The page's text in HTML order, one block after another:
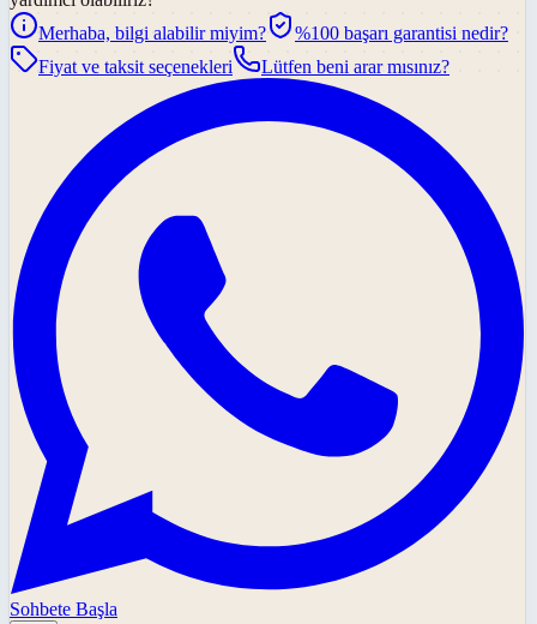
Merhaba, bilgi alabilir miyim?
%100 başarı garantisi nedir?
Fiyat ve taksit seçenekleri
Lütfen beni arar mısınız?
Sohbete Başla